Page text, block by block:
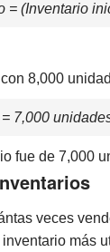
= (Inventario
8,000
7,000
fue de 7,000
veces
más